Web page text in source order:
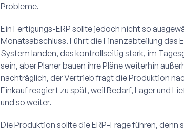
Probleme.
Ein Fertigungs-ERP sollte jedoch nicht so
Monatsabschluss. Führt die Finanzabteilung das
System landen, das kontrollseitig stark, im
sein, aber Planer bauen ihre Pläne weiterhin
nachträglich, der Vertrieb fragt die Produktion
Einkauf reagiert zu spät, weil Bedarf, Lager und
und so weiter.
Die Produktion sollte die ERP-Frage führen, denn